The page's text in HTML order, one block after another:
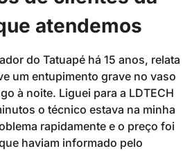
atendemos
do Tatuapé há 15 anos, relata
um entupimento grave no vaso
à noite. Liguei para a LDTECH
o técnico estava na minha
rapidamente e o preço foi
haviam informado pelo